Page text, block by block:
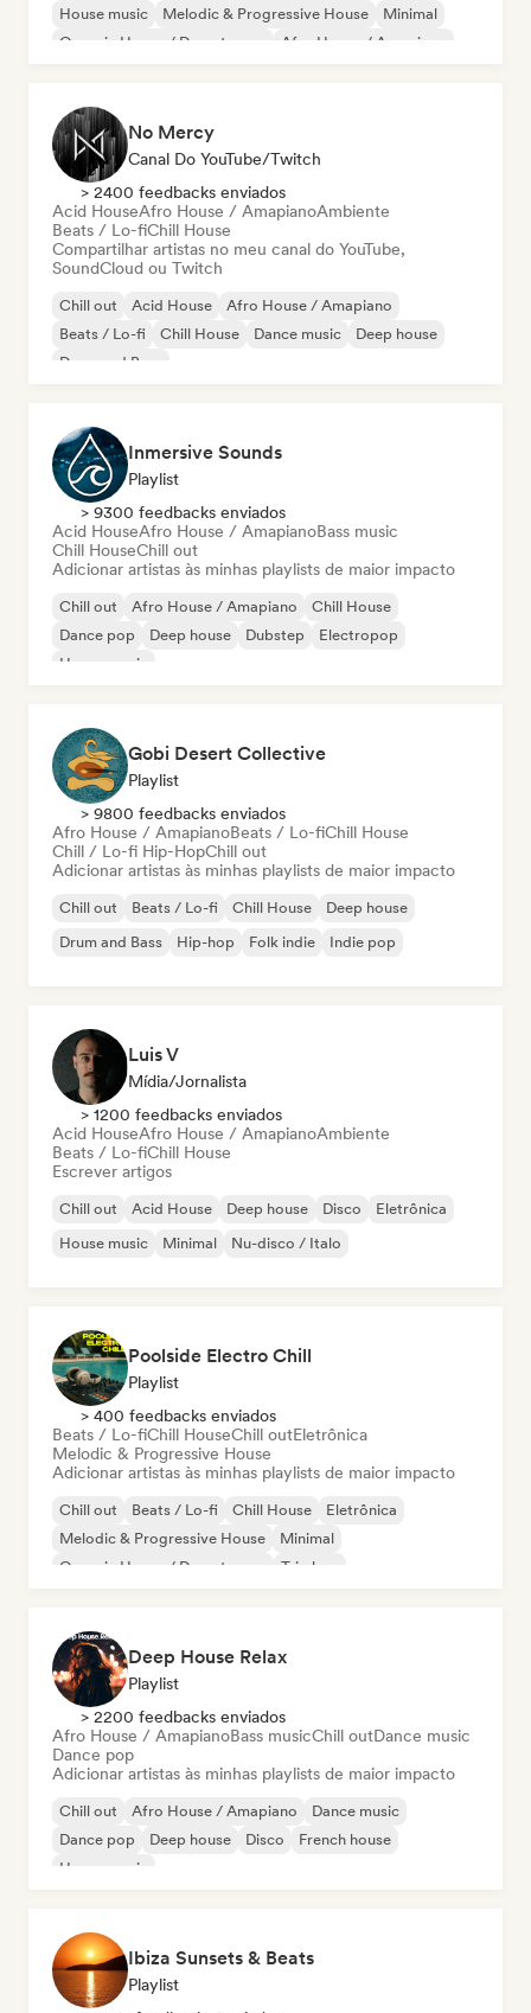
House music Melodic & Progressive House
Minimal
Organic House / Downtempo
Afro House / Amapiano
No Mercy
Canal Do YouTube/Twitch
> 2400 feedbacks enviados
Acid HouseAfro House / AmapianoAmbiente
Beats / Lo-fiChill House
Compartilhar artistas no meu canal do YouTube,
SoundCloud ou Twitch
Chill out Acid House
Afro House / Amapiano
Beats / Lo-fi
Chill House Dance music
Deep house
Drum and Bass
Inmersive Sounds
Playlist
> 9300 feedbacks enviados
Acid HouseAfro House / AmapianoBass music
Chill HouseChill out
Adicionar artistas às minhas playlists de maior impacto
Chill out Afro House / Amapiano
Chill House
Dance pop
Deep house Dubstep
Electropop
House music
Gobi Desert Collective
Playlist
> 9800 feedbacks enviados
Afro House / AmapianoBeats / Lo-fiChill House
Chill / Lo-fi Hip-HopChill out
Adicionar artistas às minhas playlists de maior impacto
Chill out Beats / Lo-fi Chill House
Deep house
Drum and Bass
Hip-hop Folk indie Indie pop
Luis V
Mídia/Jornalista
> 1200 feedbacks enviados
Acid HouseAfro House / AmapianoAmbiente
Beats / Lo-fiChill House
Escrever artigos
Chill out Acid House Deep house Disco
Eletrônica
House music
Minimal Nu-disco / Italo
Poolside Electro Chill
Playlist
> 400 feedbacks enviados
Beats / Lo-fiChill HouseChill outEletrônica
Melodic & Progressive House
Adicionar artistas às minhas playlists de maior impacto
Chill out Beats / Lo-fi Chill House
Eletrônica
Melodic & Progressive House
Minimal
Organic House / Downtempo
Trip hop
Deep House Relax
Playlist
> 2200 feedbacks enviados
Afro House / AmapianoBass musicChill outDance music
Dance pop
Adicionar artistas às minhas playlists de maior impacto
Chill out Afro House / Amapiano
Dance music
Dance pop
Deep house Disco
French house
House music
Ibiza Sunsets & Beats
Playlist